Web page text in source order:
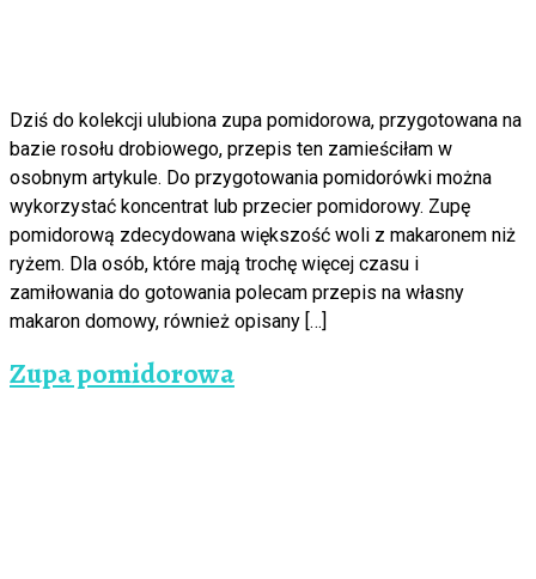
Dziś do kolekcji ulubiona zupa pomidorowa, przygotowana na
bazie rosołu drobiowego, przepis ten zamieściłam w
osobnym artykule. Do przygotowania pomidorówki można
wykorzystać koncentrat lub przecier pomidorowy. Zupę
pomidorową zdecydowana większość woli z makaronem niż
ryżem. Dla osób, które mają trochę więcej czasu i
zamiłowania do gotowania polecam przepis na własny
makaron domowy, również opisany […]
Zupa pomidorowa